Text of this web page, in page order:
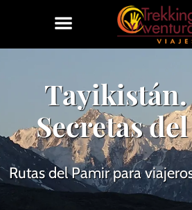
Tayikistán.
Secretas
Rutas del Pamir para